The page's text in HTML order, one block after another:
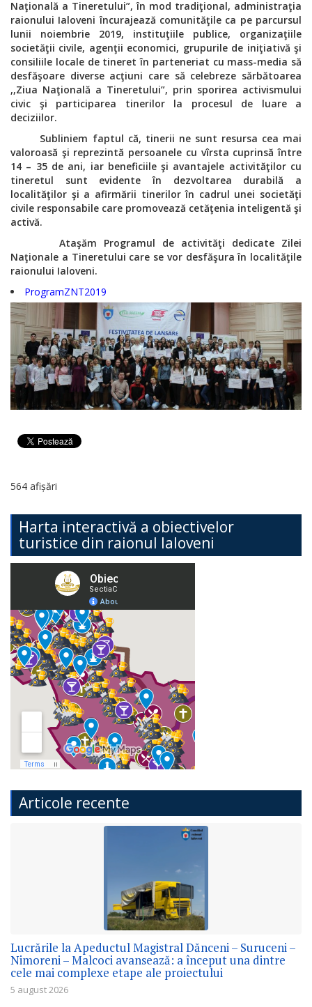
Naţională a Tineretului”, în mod tradiţional, administraţia
raionului Ialoveni încurajează comunităţile ca pe parcursul
lunii noiembrie 2019, instituţiile publice, organizaţiile
societăţii civile, agenţii economici, grupurile de iniţiativă şi
consiliile locale de tineret în parteneriat cu mass-media să
desfăşoare diverse acţiuni care să celebreze sărbătoarea
,,Ziua Naţională a Tineretului”, prin sporirea activismului
civic şi participarea tinerilor la procesul de luare a
deciziilor.
Subliniem faptul că, tinerii ne sunt resursa cea mai
valoroasă şi reprezintă persoanele cu vîrsta cuprinsă între
14 – 35 de ani, iar beneficiile şi avantajele activităţilor cu
tineretul sunt evidente în dezvoltarea durabilă a
localităţilor şi a afirmării tinerilor în cadrul unei societăţi
civile responsabile care promovează cetăţenia inteligentă şi
activă.
Ataşăm Programul de activităţi dedicate Zilei
Naţionale a Tineretului care se vor desfăşura în localităţile
raionului Ialoveni.
ProgramZNT2019
564 afișări
Harta interactivă a obiectivelor
turistice din raionul Ialoveni
Articole recente
Lucrările la Apeductul Magistral Dănceni – Suruceni –
Nimoreni – Malcoci avansează: a început una dintre
cele mai complexe etape ale proiectului
5 august 2026